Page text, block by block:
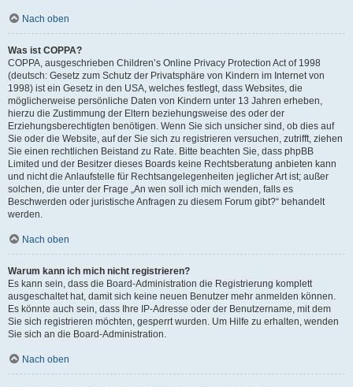
Nach oben
Was ist COPPA?
COPPA, ausgeschrieben Children’s Online Privacy Protection Act of 1998
(deutsch: Gesetz zum Schutz der Privatsphäre von Kindern im Internet von
1998) ist ein Gesetz in den USA, welches festlegt, dass Websites, die
möglicherweise persönliche Daten von Kindern unter 13 Jahren erheben,
hierzu die Zustimmung der Eltern beziehungsweise des oder der
Erziehungsberechtigten benötigen. Wenn Sie sich unsicher sind, ob dies auf
Sie oder die Website, auf der Sie sich zu registrieren versuchen, zutrifft, ziehen
Sie einen rechtlichen Beistand zu Rate. Bitte beachten Sie, dass phpBB
Limited und der Besitzer dieses Boards keine Rechtsberatung anbieten kann
und nicht die Anlaufstelle für Rechtsangelegenheiten jeglicher Art ist; außer
solchen, die unter der Frage „An wen soll ich mich wenden, falls es
Beschwerden oder juristische Anfragen zu diesem Forum gibt?“ behandelt
werden.
Nach oben
Warum kann ich mich nicht registrieren?
Es kann sein, dass die Board-Administration die Registrierung komplett
ausgeschaltet hat, damit sich keine neuen Benutzer mehr anmelden können.
Es könnte auch sein, dass Ihre IP-Adresse oder der Benutzername, mit dem
Sie sich registrieren möchten, gesperrt wurden. Um Hilfe zu erhalten, wenden
Sie sich an die Board-Administration.
Nach oben